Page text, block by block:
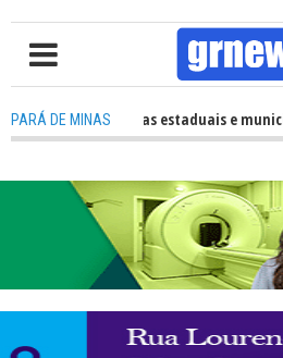
PARÁ DE MINAS
das escolas estaduais e municipais